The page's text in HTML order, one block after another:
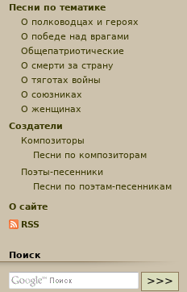
Песни по тематике
О полководцах и героях
О победе над врагами
Общепатриотические
О смерти за страну
О тяготах войны
О союзниках
О женщинах
Создатели
Композиторы
Песни по композиторам
Поэты-песенники
Песни по поэтам-песенникам
О сайте
RSS
Поиск